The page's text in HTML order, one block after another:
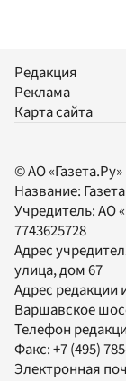
Редакция
Реклама
Карта сайта
© АО
Название:
Учредитель:АО
7743625728
Адрес
улица, дом 67
Адрес редакции
Варшавское
Телефон
Факс:+7 (495)
Электронная